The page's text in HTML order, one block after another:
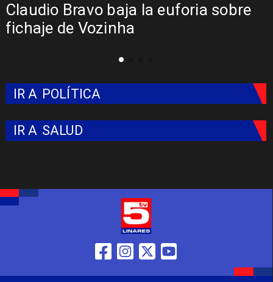
Claudio Bravo baja la euforia sobre
fichaje de Vozinha
IR A POLÍTICA
IR A SALUD